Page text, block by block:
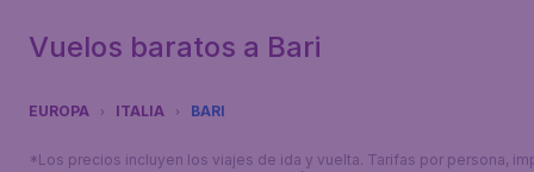
Vuelos baratos a Bari
EUROPA ITALIA BARI
*Los precios incluyen los viajes de ida y vuelta. Tarifas por persona,